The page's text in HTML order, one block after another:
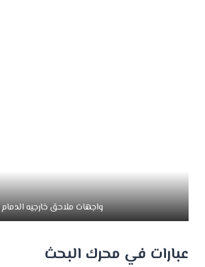
واجهات ملاحق خارجيه الدمام
عبارات في محرك البحث